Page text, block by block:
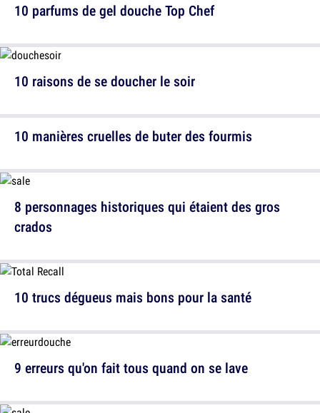
10 parfums de gel douche Top Chef
10 manières cruelles de buter des fourmis
10 trucs dégueus mais bons pour la santé
10 raisons de se doucher le soir
8 personnages historiques qui étaient des gros
crados
9 erreurs qu'on fait tous quand on se lave